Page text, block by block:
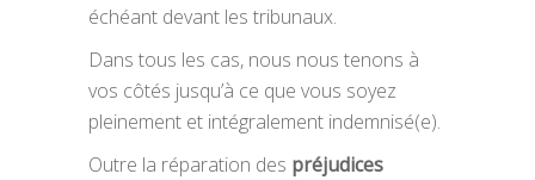
échéant devant les tribunaux.
Dans tous les cas, nous nous tenons à
vos côtés jusqu’à ce que vous soyez
pleinement et intégralement indemnisé(e).
Outre la réparation des préjudices